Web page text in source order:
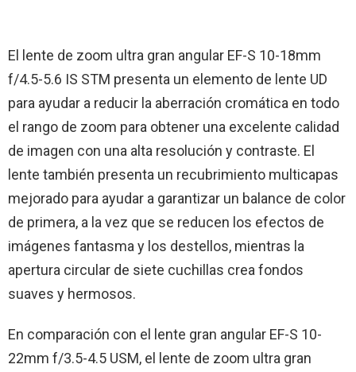
El lente de zoom ultra gran angular EF-S 10-18mm
f/4.5-5.6 IS STM presenta un elemento de lente UD
para ayudar a reducir la aberración cromática en todo
el rango de zoom para obtener una excelente calidad
de imagen con una alta resolución y contraste. El
lente también presenta un recubrimiento multicapas
mejorado para ayudar a garantizar un balance de color
de primera, a la vez que se reducen los efectos de
imágenes fantasma y los destellos, mientras la
apertura circular de siete cuchillas crea fondos
suaves y hermosos.
En comparación con el lente gran angular EF-S 10-
22mm f/3.5-4.5 USM, el lente de zoom ultra gran